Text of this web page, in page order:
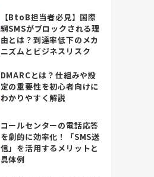
【BtoB担当者必見】国際
網SMSがブロックされる理
由とは？到達率低下のメカ
ニズムとビジネスリスク
DMARCとは？仕組みや設
定の重要性を初心者向けに
わかりやすく解説
コールセンターの電話応答
を劇的に効率化！「SMS送
信」を活用するメリットと
具体例